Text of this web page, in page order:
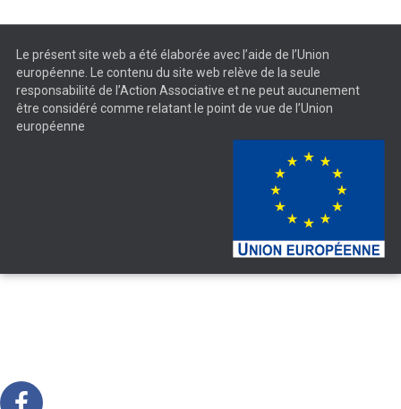
Le présent site web a été élaborée avec l’aide de l’Union
européenne. Le contenu du site web relève de la seule
responsabilité de l’Action Associative et ne peut aucunement
être considéré comme relatant le point de vue de l’Union
européenne